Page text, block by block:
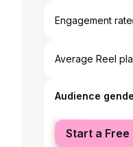
Engagement rate
Average Reel
Audience
female
male
Start a